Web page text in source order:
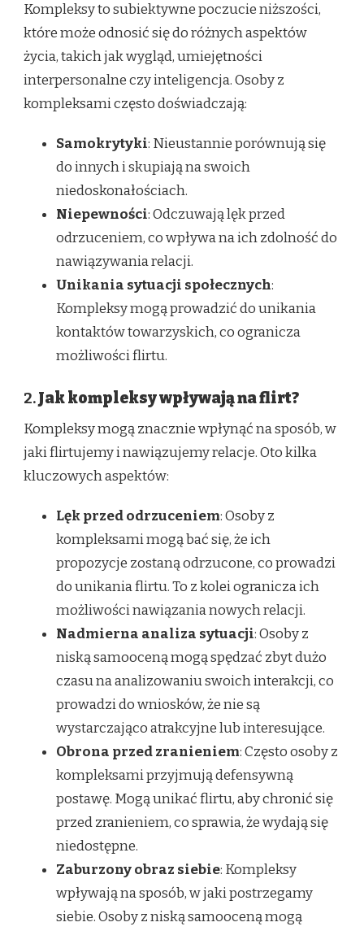
Kompleksy to subiektywne poczucie niższości,
które może odnosić się do różnych aspektów
życia, takich jak wygląd, umiejętności
interpersonalne czy inteligencja. Osoby z
kompleksami często doświadczają:
Samokrytyki: Nieustannie porównują się
do innych i skupiają na swoich
niedoskonałościach.
Niepewności: Odczuwają lęk przed
odrzuceniem, co wpływa na ich zdolność do
nawiązywania relacji.
Unikania sytuacji społecznych:
Kompleksy mogą prowadzić do unikania
kontaktów towarzyskich, co ogranicza
możliwości flirtu.
2.Jak kompleksy wpływają na flirt?
Kompleksy mogą znacznie wpłynąć na sposób, w
jaki flirtujemy i nawiązujemy relacje. Oto kilka
kluczowych aspektów:
Lęk przed odrzuceniem: Osoby z
kompleksami mogą bać się, że ich
propozycje zostaną odrzucone, co prowadzi
do unikania flirtu. To z kolei ogranicza ich
możliwości nawiązania nowych relacji.
Nadmierna analiza sytuacji: Osoby z
niską samooceną mogą spędzać zbyt dużo
czasu na analizowaniu swoich interakcji, co
prowadzi do wniosków, że nie są
wystarczająco atrakcyjne lub interesujące.
Obrona przed zranieniem: Często osoby z
kompleksami przyjmują defensywną
postawę. Mogą unikać flirtu, aby chronić się
przed zranieniem, co sprawia, że wydają się
niedostępne.
Zaburzony obraz siebie: Kompleksy
wpływają na sposób, w jaki postrzegamy
siebie. Osoby z niską samooceną mogą